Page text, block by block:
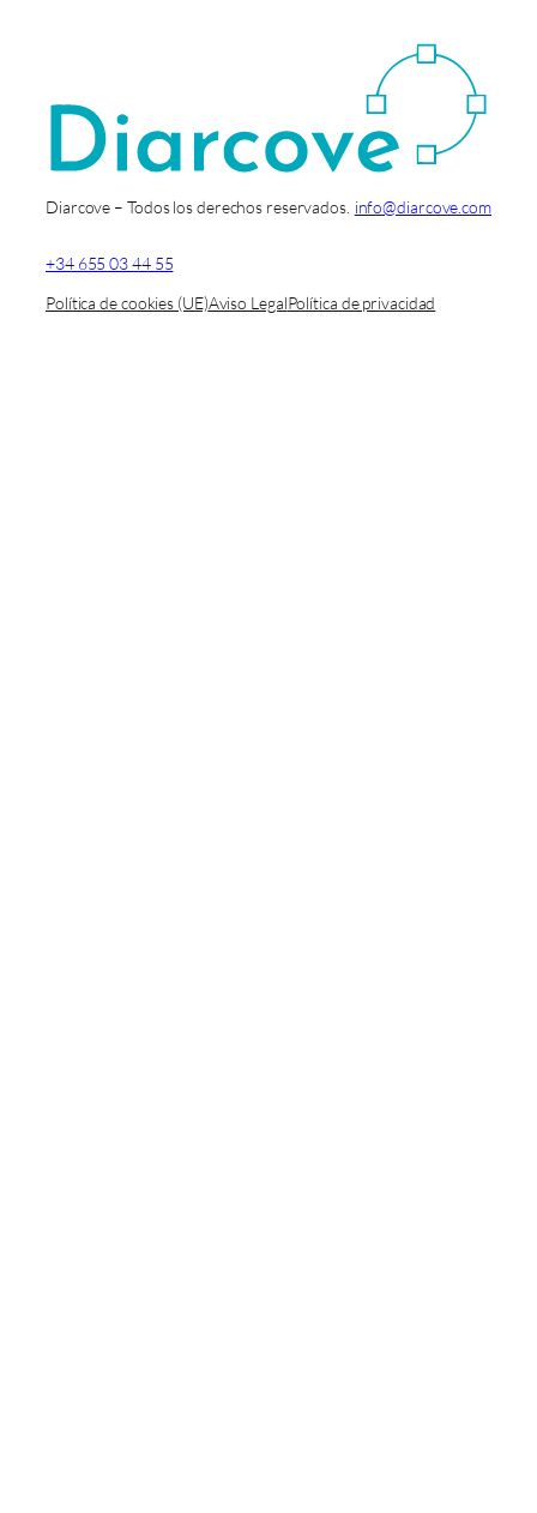
Diarcove – Todos los derechos reservados. info@diarcove.com
+34 655 03 44 55
Política de cookies (UE)Aviso LegalPolítica de privacidad